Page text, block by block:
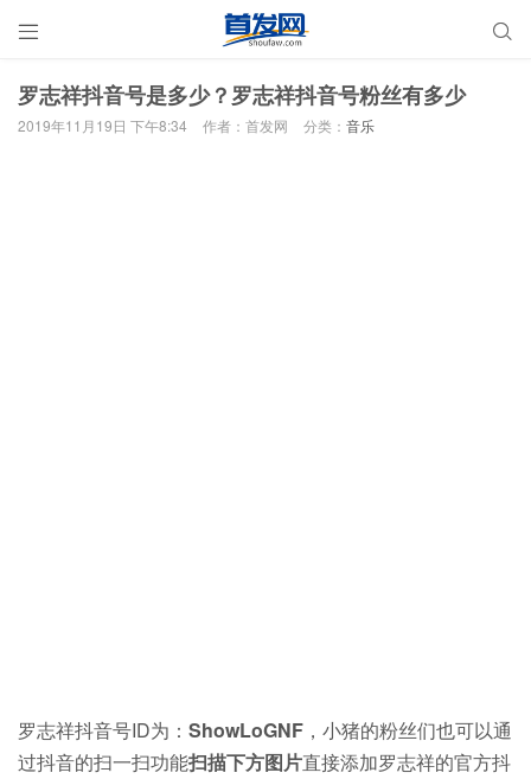
 
罗志祥抖音号是多少？罗志祥抖音号粉丝有多少
2019年11月19日 下午8:34 作者：首发网 分类： 音乐
罗志祥抖音号ID为： ShowLoGNF ，小猪的粉丝们也可以通
过抖音的扫一扫功能扫描下方图片直接添加罗志祥的官方抖